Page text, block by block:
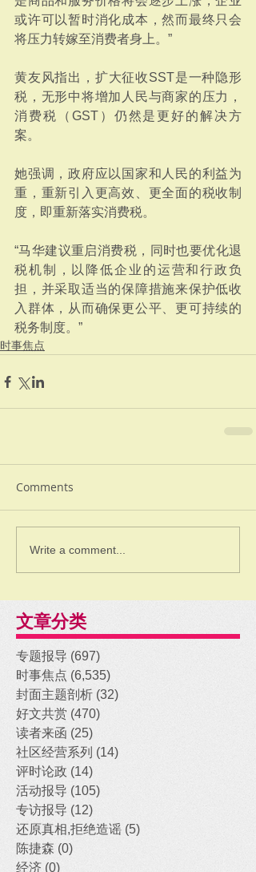
或许可以暂时消化成本，然而最终只会
将压力转嫁至消费者身上。”
黄友风指出，扩大征收SST是一种隐形
税，无形中将增加人民与商家的压力，
消费税（GST）仍然是更好的解决方
案。
她强调，政府应以国家和人民的利益为
重，重新引入更高效、更全面的税收制
度，即重新落实消费税。
“马华建议重启消费税，同时也要优化退
税机制，以降低企业的运营和行政负
担，并采取适当的保障措施来保护低收
入群体，从而确保更公平、更可持续的
税务制度。”
时事焦点
Comments
Write a comment...
文章分类
专题报导 (697)
时事焦点 (6,535)
封面主题剖析 (32)
好文共赏 (470)
读者来函 (25)
社区经营系列 (14)
评时论政 (14)
活动报导 (105)
专访报导 (12)
还原真相,拒绝造谣 (5)
陈捷森 (0)
经济 (0)